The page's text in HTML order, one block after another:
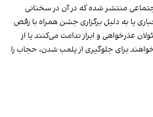
منتشر شده که در آن در سخنانی
یا به دلیل برگزاری جشن همراه با رقص
عذرخواهی و ابراز ندامت می‌کنند یا از
برای جلوگیری از پلمب شدن، حجاب را